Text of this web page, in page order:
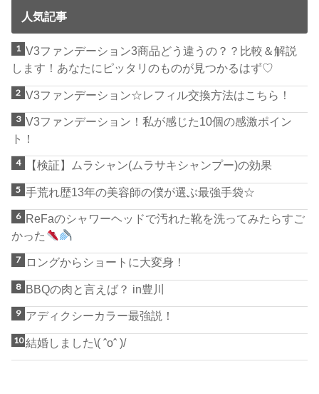
人気記事
V3ファンデーション3商品どう違うの？？比較＆解説
します！あなたにピッタリのものが見つかるはず♡
V3ファンデーション☆レフィル交換方法はこちら！
V3ファンデーション！私が感じた10個の感激ポイン
ト！
【検証】ムラシャン(ムラサキシャンプー)の効果
手荒れ歴13年の美容師の僕が選ぶ最強手袋☆
ReFaのシャワーヘッドで汚れた靴を洗ってみたらすご
かった
ロングからショートに大変身！
BBQの肉と言えば？ in豊川
アディクシーカラー最強説！
結婚しました\( ˆoˆ )/